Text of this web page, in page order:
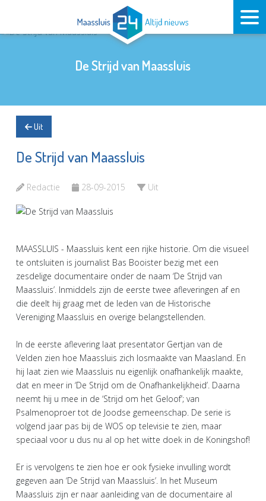
De Strijd van Maassluis
Uit
De Strijd van Maassluis
Redactie 28-09-2015 Uit
MAASSLUIS - Maassluis kent een rijke historie. Om die visueel
te ontsluiten is journalist Bas Booister bezig met een
zesdelige documentaire onder de naam ‘De Strijd van
Maassluis’. Inmiddels zijn de eerste twee afleveringen af en
die deelt hij graag met de leden van de Historische
Vereniging Maassluis en overige belangstellenden.
In de eerste aflevering laat presentator Gertjan van de
Velden zien hoe Maassluis zich losmaakte van Maasland. En
hij laat zien wie Maassluis nu eigenlijk onafhankelijk maakte,
dat en meer in ‘De Strijd om de Onafhankelijkheid’. Daarna
neemt hij u mee in de ‘Strijd om het Geloof’; van
Psalmenoproer tot de Joodse gemeenschap. De serie is
volgend jaar pas bij de WOS op televisie te zien, maar
speciaal voor u dus nu al op het witte doek in de Koningshof!
Er is vervolgens te zien hoe er ook fysieke invulling wordt
gegeven aan ‘De Strijd van Maassluis’. In het Museum
Maassluis zijn er naar aanleiding van de documentaire al